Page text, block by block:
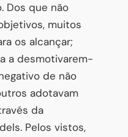
Dos que não
muitos
os alcançar;
a desmotivarem-
de não
adotavam
da
Pelos vistos,